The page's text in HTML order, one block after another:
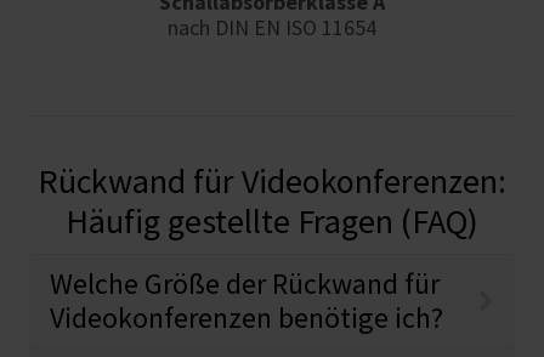
nach DIN EN ISO 11654
Rückwand für Videokonferenzen:
Häufig gestellte Fragen (FAQ)
Welche Größe der Rückwand für
Videokonferenzen benötige ich?